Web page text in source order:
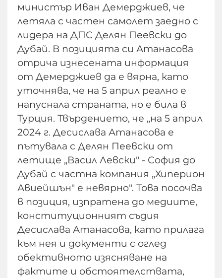
министър Иван Демерджиев, че
летяла с частен самолет заедно с
лидера на ДПС Делян Пеевски до
Дубай. В позицията си Атанасова
отрича изнесената информация
от Демерджиев да е вярна, като
уточнява, че на 5 април реално е
напуснала страната, но е била в
Турция. Твърдението, че „на 5 април
2024 г. Десислава Атанасова е
пътувала с Делян Пеевски от
летище „Васил Левски" - София до
Дубай с частна компания „Хиперион
Авиейшън" е невярно". Това посочва
в позиция, изпратена до медиите,
конституционният съдия
Десислава Атанасова, като прилага
към нея и документи с оглед
обективното изясняване на
фактите и обстоятелствата,